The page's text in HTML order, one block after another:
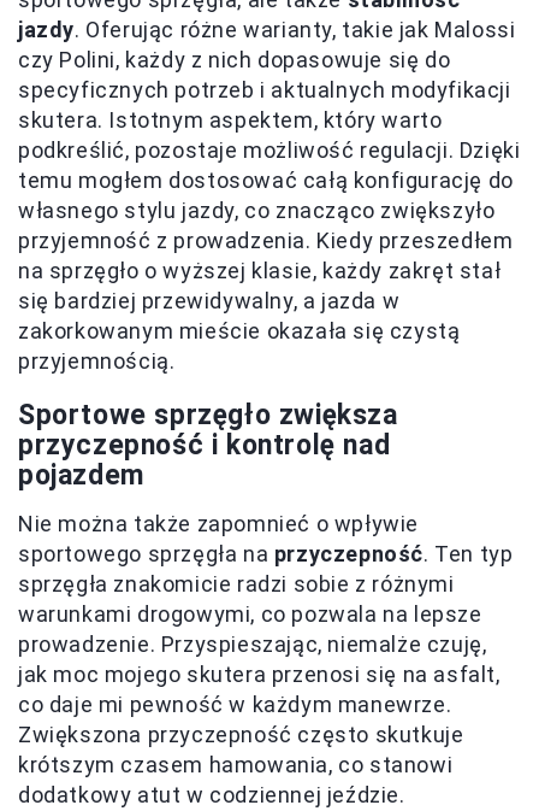
jazdy. Oferując różne warianty, takie jak Malossi
czy Polini, każdy z nich dopasowuje się do
specyficznych potrzeb i aktualnych modyfikacji
skutera. Istotnym aspektem, który warto
podkreślić, pozostaje możliwość regulacji. Dzięki
temu mogłem dostosować całą konfigurację do
własnego stylu jazdy, co znacząco zwiększyło
przyjemność z prowadzenia. Kiedy przeszedłem
na sprzęgło o wyższej klasie, każdy zakręt stał
się bardziej przewidywalny, a jazda w
zakorkowanym mieście okazała się czystą
przyjemnością.
Sportowe sprzęgło zwiększa
przyczepność i kontrolę nad
pojazdem
Nie można także zapomnieć o wpływie
sportowego sprzęgła na przyczepność. Ten typ
sprzęgła znakomicie radzi sobie z różnymi
warunkami drogowymi, co pozwala na lepsze
prowadzenie. Przyspieszając, niemalże czuję,
jak moc mojego skutera przenosi się na asfalt,
co daje mi pewność w każdym manewrze.
Zwiększona przyczepność często skutkuje
krótszym czasem hamowania, co stanowi
dodatkowy atut w codziennej jeździe.